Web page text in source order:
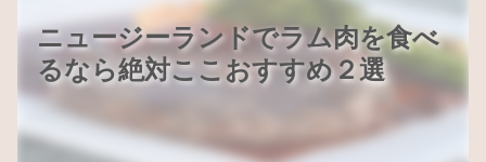
ニュージーランドでラム肉を食べ
るなら絶対ここおすすめ２選